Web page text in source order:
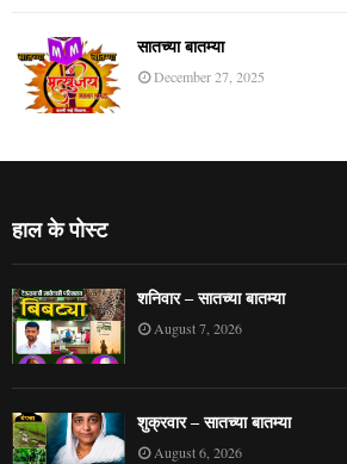
सातच्या बातम्या
December 27, 2025
हाल के पोस्ट
शनिवार – सातच्या बातम्या
August 7, 2026
शुक्रवार – सातच्या बातम्या
August 6, 2026